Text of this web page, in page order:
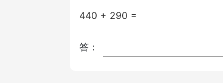
440 + 290 =
答：